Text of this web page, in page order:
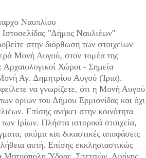
Ναυπλίου
Ιστοσελίδας "Δήμος Ναυλιέων"
στην διόρθωση των στοιχείων
Μονή Αυγού, στον τομέα της
Αρχαιολογικοί Χώροι - Σημεία
Αγ. Δημητρίου Αυγού (Ίρια).
να γνωρίζετε, ότι η Μονή Αυγού
ορίων του Δήμου Ερμιονίδας και όχι
Επίσης ανήκει στην κοινότητα
Ιρίων. Πλήστα ιστορικά στοιχεία,
ακόμα και δικαστικές αποφάσεις
αυτή. Επίσης εκκλησιαστικώς